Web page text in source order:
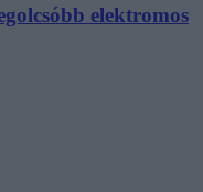
elektromos